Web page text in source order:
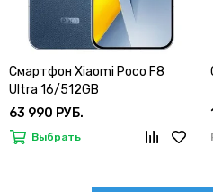
Смартфон Xiaomi Poco F8
Ultra 16/512GB
63 990 РУБ.
Выбрать